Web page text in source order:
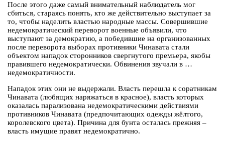
После этого даже самый внимательный наблюдатель мог
сбиться, стараясь понять, кто же действительно выступает за
то, чтобы наделить властью народные массы. Совершившие
недемократический переворот военные объявили, что
выступают за демократию, а победившие на организованных
после переворота выборах противники Чинавата стали
объектом нападок сторонников свергнутого премьера, якобы
правившего недемократически. Обвинения звучали в …
недемократичности.
Нападок этих они не выдержали. Власть перешла к соратникам
Чинавата (любящих наряжаться в красное), власть которых
оказалась парализована недемократическими действиями
противников Чинавата (предпочитающих одежды жёлтого,
королевского цвета). Причина для бунта осталась прежняя –
власть имущие правят недемократично.